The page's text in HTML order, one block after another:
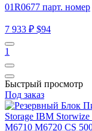
01R0677 парт. номер
7 933 ₽ $94
1
Быстрый просмотр
Под заказ